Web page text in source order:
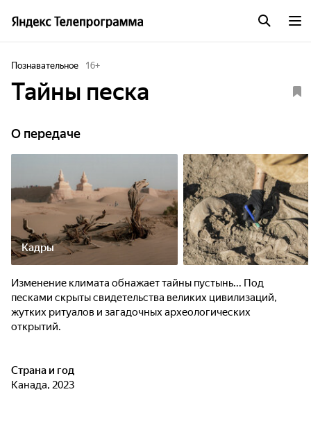
Познавательное 16+
Тайны песка
О передаче
Кадры
Изменение климата обнажает тайны пустынь... Под
песками скрыты свидетельства великих цивилизаций,
жутких ритуалов и загадочных археологических
открытий.
Страна и год
Канада, 2023